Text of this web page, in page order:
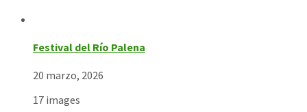
Festival del Río Palena
20 marzo, 2026
17 images